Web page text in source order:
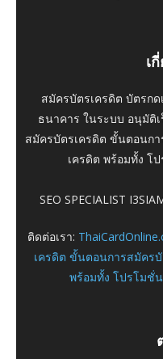
เ
สมัครบัตรเครดิต บัตรก
ธนาคาร ในระบบ อนุมัติ
สมัครบัตรเครดิต ขั้นตอนก
เครดิต พร้อมทั้ง โ
SEO SPECIALIST
ติดต่อเรา:
เครดิต ขั้นตอนการสมัคร
พร้อมทั้ง โปรโมชั่